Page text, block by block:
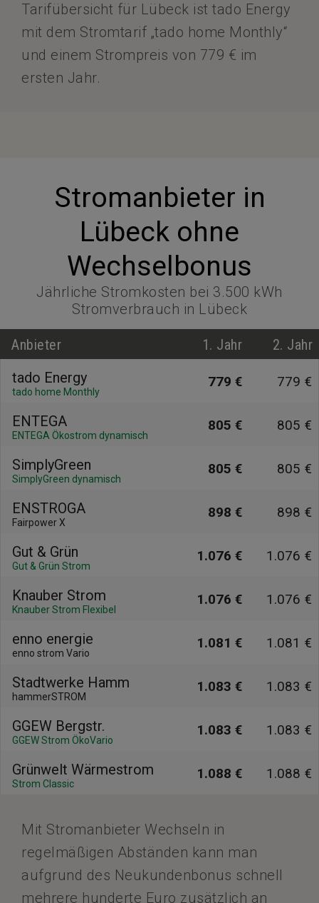
Tarifübersicht für Lübeck ist tado Energy
mit dem Stromtarif „tado home Monthly“
und einem Strompreis von 779 € im
ersten Jahr.
Stromanbieter in
Lübeck ohne
Wechselbonus
Jährliche Stromkosten bei 3.500 kWh
Stromverbrauch in Lübeck
Anbieter 1. Jahr
2. Jahr
tado Energy
tado home Monthly
779 € 779 €
ENTEGA
ENTEGA Ökostrom dynamisch
805 € 805 €
SimplyGreen
SimplyGreen dynamisch
805 € 805 €
ENSTROGA
Fairpower X
898 € 898 €
Gut & Grün
Gut & Grün Strom
1.076 € 1.076 €
Knauber Strom
Knauber Strom Flexibel
1.076 € 1.076 €
enno energie
enno strom Vario
1.081 € 1.081 €
Stadtwerke Hamm
hammerSTROM
1.083 € 1.083 €
GGEW Bergstr.
GGEW Strom ÖkoVario
1.083 € 1.083 €
Grünwelt Wärmestrom
Strom Classic
1.088 € 1.088 €
Mit Stromanbieter Wechseln in
regelmäßigen Abständen kann man
aufgrund des Neukundenbonus schnell
mehrere hunderte Euro zusätzlich an